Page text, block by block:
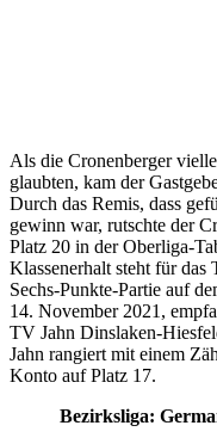
Als die Cronenberger
glaubten, kam der
Durch das Remis, dass
gewinn war, rutschte der
Platz 20 in der Oberliga-
Klassenerhalt steht für das
Sechs-Punkte-Partie auf
14. November 2021,
TV Jahn Dinslaken-
Jahn rangiert mit einem
Konto auf Platz 17.
Bezirksliga: